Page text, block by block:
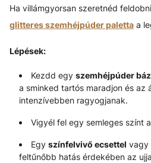
Ha villámgyorsan szeretnéd
glitteres szemhéjpúder paletta a
Lépések:
Kezdd egy szemhéjpúder
a sminked tartós maradjon és az
intenzívebben ragyogjanak.
Vigyél fel egy semleges színt
Egy színfelvivő ecsettel vagy
feltűnőbb hatás érdekében az